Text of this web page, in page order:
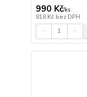
990 Kč/ks
818 Kč bez DPH